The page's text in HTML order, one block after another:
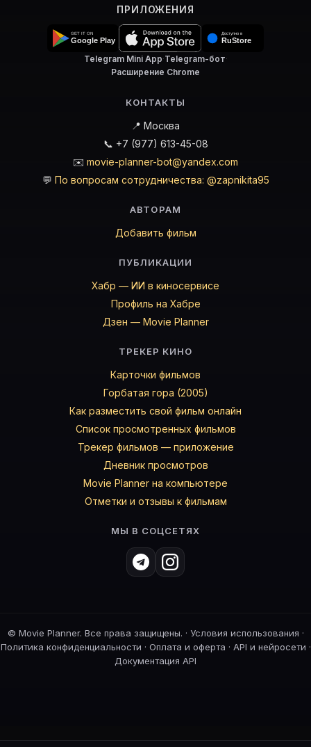
ПРИЛОЖЕНИЯ
Telegram Mini App·Telegram-бот·
Расширение Chrome
КОНТАКТЫ
📍 Москва
📞 +7 (977) 613-45-08
✉️ movie-planner-bot@yandex.com
💬 По вопросам сотрудничества: @zapnikita95
АВТОРАМ
Добавить фильм
ПУБЛИКАЦИИ
Хабр — ИИ в киносервисе
Профиль на Хабре
Дзен — Movie Planner
ТРЕКЕР КИНО
Карточки фильмов
Горбатая гора (2005)
Как разместить свой фильм онлайн
Список просмотренных фильмов
Трекер фильмов — приложение
Дневник просмотров
Movie Planner на компьютере
Отметки и отзывы к фильмам
МЫ В СОЦСЕТЯХ
© Movie Planner. Все права защищены. · Условия использования ·
Политика конфиденциальности · Оплата и оферта · API и нейросети ·
Документация API